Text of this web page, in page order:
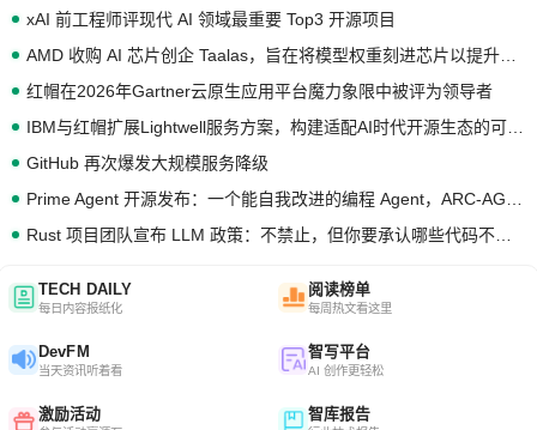
xAI 前工程师评现代 AI 领域最重要 Top3 开源项目
红帽在2026年Gartner云原生应用平台魔力象限中被评为领导者
GitHub 再次爆发大规模服务降级
TECH DAILY
每日内容报纸化
阅读榜单
每周热文看这里
DevFM
当天资讯听着看
智写平台
AI 创作更轻松
激励活动 智库报告